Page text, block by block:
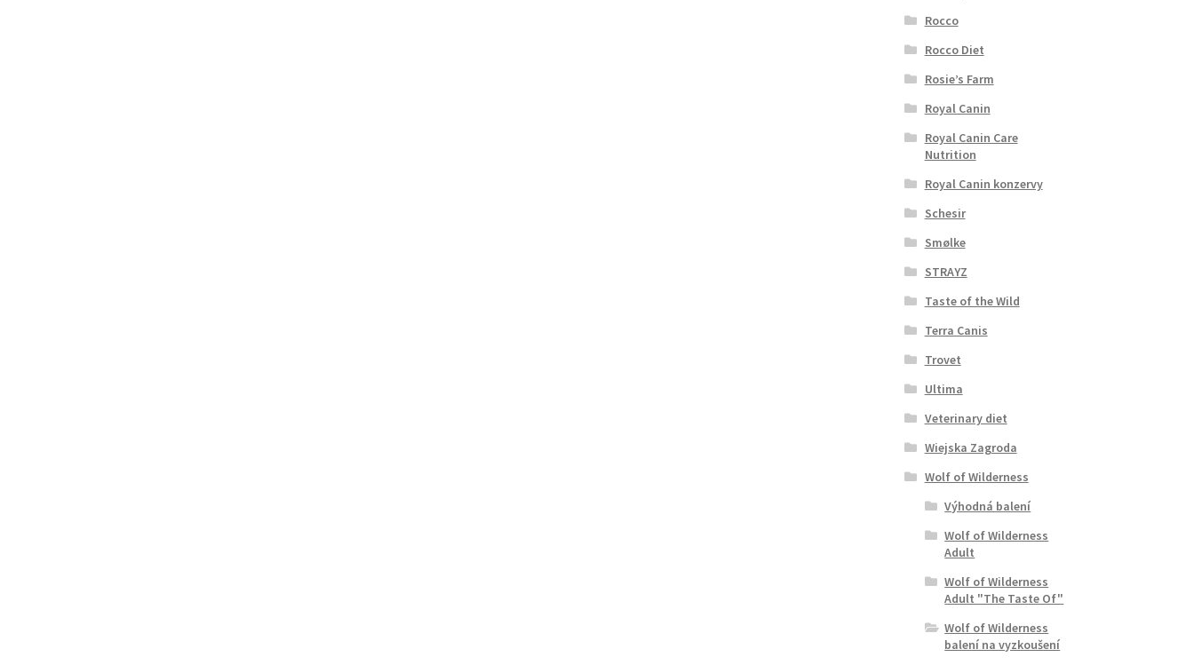
Rocco
Rocco Diet
Rosie’s Farm
Royal Canin
Royal Canin Care
Nutrition
Royal Canin konzervy
Schesir
Smølke
STRAYZ
Taste of the Wild
Terra Canis
Trovet
Ultima
Veterinary diet
Wiejska Zagroda
Wolf of Wilderness
Výhodná balení
Wolf of Wilderness
Adult
Wolf of Wilderness
Adult "The Taste Of"
Wolf of Wilderness
balení na vyzkoušení